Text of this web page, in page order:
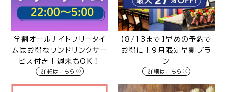
学割オールナイトフリータイ
ムはお得なワンドリンクサー
ビス付き！週末もOK！
詳細はこちら
【8/13まで】早めの予約で
お得に！9月限定早割プラ
ン
詳細はこちら